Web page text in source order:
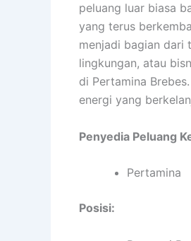
peluang luar biasa
yang terus
menjadi bagian dari
lingkungan, atau
di Pertamina
energi yang
Penyedia Peluang
Pertamina
Posisi: